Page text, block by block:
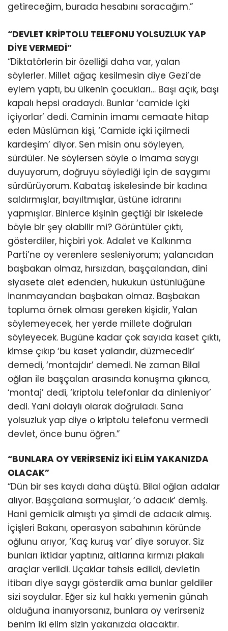
getireceğim, burada hesabını soracağım.”
“DEVLET KRİPTOLU TELEFONU YOLSUZLUK YAP
DİYE VERMEDİ”
“Diktatörlerin bir özelliği daha var, yalan
söylerler. Millet ağaç kesilmesin diye Gezi’de
eylem yaptı, bu ülkenin çocukları… Başı açık, başı
kapalı hepsi oradaydı. Bunlar ‘camide içki
içiyorlar’ dedi. Caminin imamı cemaate hitap
eden Müslüman kişi, ‘Camide içki içilmedi
kardeşim’ diyor. Sen misin onu söyleyen,
sürdüler. Ne söylersen söyle o imama saygı
duyuyorum, doğruyu söylediği için de saygımı
sürdürüyorum. Kabataş iskelesinde bir kadına
saldırmışlar, bayıltmışlar, üstüne idrarını
yapmışlar. Binlerce kişinin geçtiği bir iskelede
böyle bir şey olabilir mi? Görüntüler çıktı,
gösterdiler, hiçbiri yok. Adalet ve Kalkınma
Parti’ne oy verenlere sesleniyorum; yalancıdan
başbakan olmaz, hırsızdan, başçalandan, dini
siyasete alet edenden, hukukun üstünlüğüne
inanmayandan başbakan olmaz. Başbakan
topluma örnek olması gereken kişidir, Yalan
söylemeyecek, her yerde millete doğruları
söyleyecek. Bugüne kadar çok sayıda kaset çıktı,
kimse çıkıp ‘bu kaset yalandır, düzmecedir’
demedi, ‘montajdır’ demedi. Ne zaman Bilal
oğlan ile başçalan arasında konuşma çıkınca,
‘montaj’ dedi, ‘kriptolu telefonlar da dinleniyor’
dedi. Yani dolaylı olarak doğruladı. Sana
yolsuzluk yap diye o kriptolu telefonu vermedi
devlet, önce bunu öğren.”
“BUNLARA OY VERİRSENİZ İKİ ELİM YAKANIZDA
OLACAK”
“Dün bir ses kaydı daha düştü. Bilal oğlan adalar
alıyor. Başçalana sormuşlar, ‘o adacık’ demiş.
Hani gemicik almıştı ya şimdi de adacık almış.
İçişleri Bakanı, operasyon sabahının köründe
oğlunu arıyor, ‘Kaç kuruş var’ diye soruyor. Siz
bunları iktidar yaptınız, altlarına kırmızı plakalı
araçlar verildi. Uçaklar tahsis edildi, devletin
itibarı diye saygı gösterdik ama bunlar geldiler
sizi soydular. Eğer siz kul hakkı yemenin günah
olduğuna inanıyorsanız, bunlara oy verirseniz
benim iki elim sizin yakanızda olacaktır.